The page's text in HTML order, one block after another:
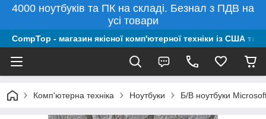
4000 ноутбуків та ПК на складі. Безнал з ПДВ на
усі товари
CompTop - магазин якісної комп'ютерної техніки із США та
Комп'ютерна техніка Ноутбуки Б/В ноутбуки